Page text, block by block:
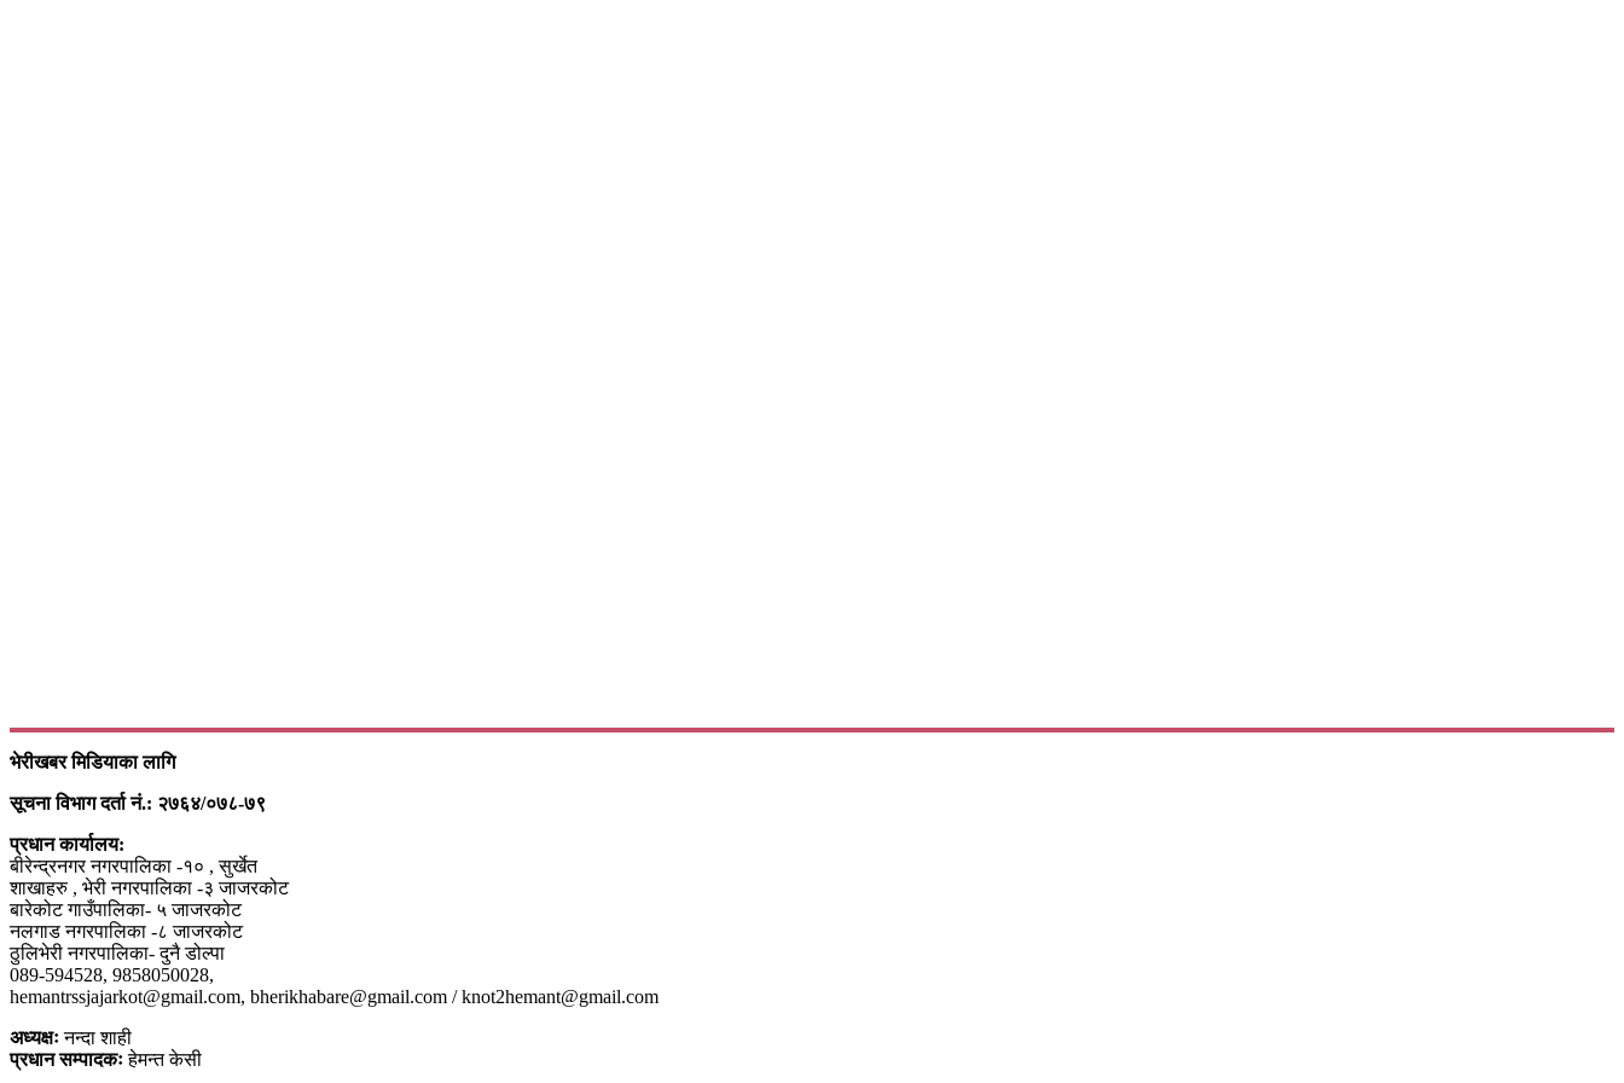
भेरीखबर मिडियाका लागि
सूचना विभाग दर्ता नं.: २७६४/०७८-७९
प्रधान कार्यालय:
बीरेन्द्रनगर नगरपालिका -१० , सुर्खेत
शाखाहरु , भेरी नगरपालिका -३ जाजरकोट
बारेकोट गाउँपालिका- ५ जाजरकोट
नलगाड नगरपालिका -८ जाजरकोट
ठुलिभेरी नगरपालिका- दुनै डोल्पा
089-594528, 9858050028,
hemantrssjajarkot@gmail.com, bherikhabare@gmail.com / knot2hemant@gmail.com
अध्यक्षःनन्दा शाही
प्रधान सम्पादकःहेमन्त केसी